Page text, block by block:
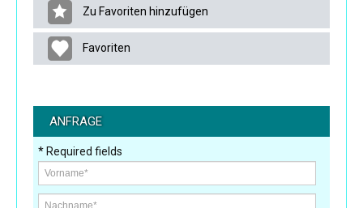
Zu Favoriten hinzufügen
Favoriten
ANFRAGE
* Required fields